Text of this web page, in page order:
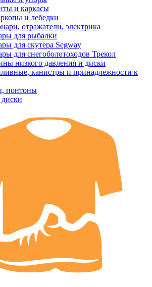
и каркасы
и лебедки
отражатели, электрика
для рыбалки
для скутера Segway
для снегоболотоходов Трекол
низкого давления и диски
канистры и принадлежности к
понтоны